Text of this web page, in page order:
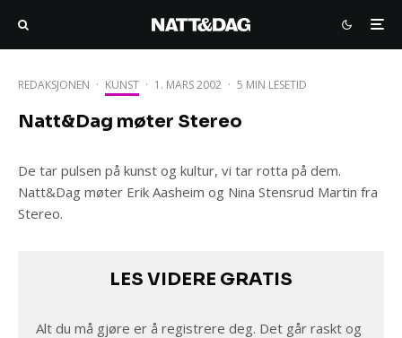
REDAKSJONEN · KUNST · 1. MARS 2002 · 5 MIN LESETID
Natt&Dag møter Stereo
De tar pulsen på kunst og kultur, vi tar rotta på dem.
Natt&Dag møter Erik Aasheim og Nina Stensrud Martin fra
Stereo.
LES VIDERE GRATIS
Alt du må gjøre er å registrere deg. Det går raskt og